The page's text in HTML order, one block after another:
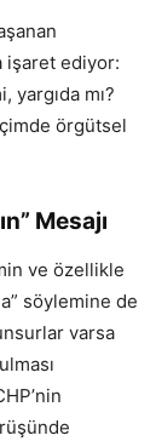
işaret ediyor:
mı?
örgütsel
Mesajı
ve özellikle
söylemine de
varsa